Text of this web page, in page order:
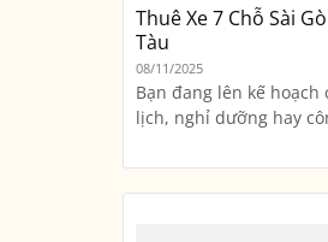
Thuê Xe 7 Chỗ Sài
Tàu
08/11/2025
Bạn đang lên kế hoạch
lịch, nghỉ dưỡng hay